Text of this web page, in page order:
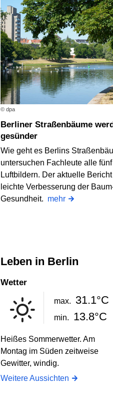
© dpa
Berliner Straßenbäume werden wieder
gesünder
Wie geht es Berlins
untersuchen Fachleute alle
Luftbildern. Der aktuelle
leichte Verbesserung der
Gesundheit. mehr
Leben in Berlin
Wetter
max. 31.1°C
min. 13.8°C
Heißes Sommerwetter. Am
Montag im Süden zeitweise
Gewitter, windig.
Weitere Aussichten